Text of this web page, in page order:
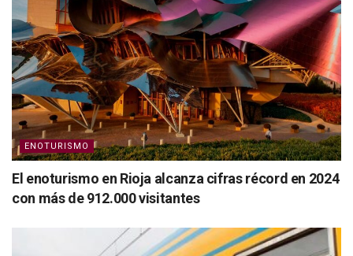
ENOTURISMO
El enoturismo en Rioja alcanza cifras récord en 2024
con más de 912.000 visitantes